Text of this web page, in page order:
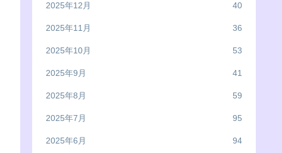
2025年12月 40
2025年11月 36
2025年10月 53
2025年9月 41
2025年8月 59
2025年7月 95
2025年6月 94